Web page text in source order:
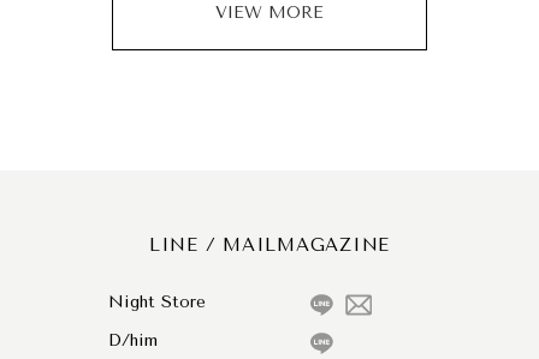
VIEW MORE
LINE / MAILMAGAZINE
Night Store
D/him